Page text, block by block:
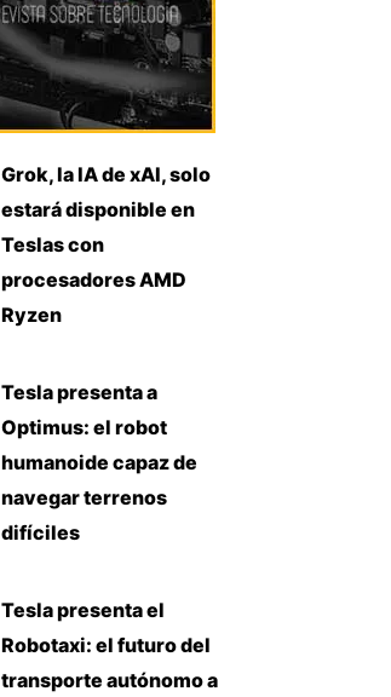
Grok, la IA de xAI, solo
estará disponible en
Teslas con
procesadores AMD
Ryzen
Tesla presenta a
Optimus: el robot
humanoide capaz de
navegar terrenos
difíciles
Tesla presenta el
Robotaxi: el futuro del
transporte autónomo a